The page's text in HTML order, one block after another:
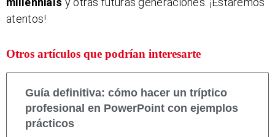
atentos!
Otros artículos que podrían interesarte
Guía definitiva: cómo hacer un tríptico
profesional en PowerPoint con ejemplos
prácticos